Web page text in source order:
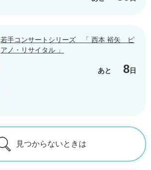
若手コンサートシリーズ 「 西本 裕矢 ピ
アノ・リサイタル 」
あと 8日
見つからないときは